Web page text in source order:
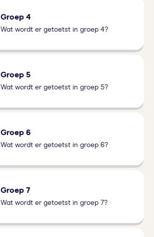
Groep 4
Wat wordt er getoetst in groep 4?
Groep 5
Wat wordt er getoetst in groep 5?
Groep 6
Wat wordt er getoetst in groep 6?
Groep 7
Wat wordt er getoetst in groep 7?